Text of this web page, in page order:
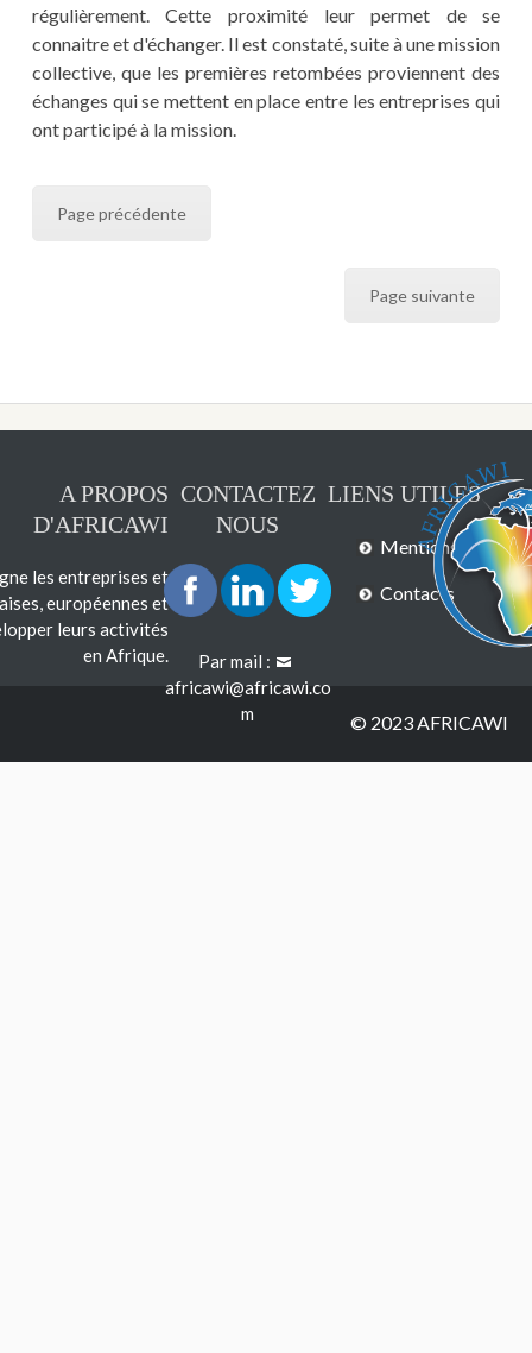
régulièrement. Cette proximité leur permet de se
connaitre et d'échanger. Il est constaté, suite à une mission
collective, que les premières retombées proviennent des
échanges qui se mettent en place entre les entreprises qui
ont participé à la mission.
Page précédente
Page suivante
A PROPOS
D'AFRICAWI
les entreprises et
européennes et
leurs activités
en Afrique.
CONTACTEZ
NOUS
Par mail :
africawi@africawi.co
m
LIENS UTILES
Mentions légales
Contacts
© 2023 AFRICAWI